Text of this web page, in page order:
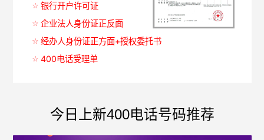
银行开户许可证
企业法人身份证正反面
经办人身份证正方面+授权委托书
400电话受理单
今日上新400电话号码推荐